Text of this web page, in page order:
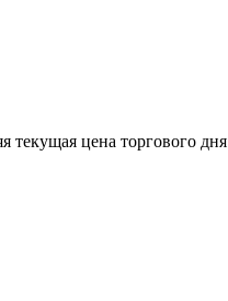
текущая цена торгового дня